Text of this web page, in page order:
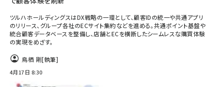
ツルハホールディングスはDX戦略の一環として、顧客IDの統一や共通アプリ
のリリース、グループ各社のECサイト集約などを進める。共通ポイント基盤や
統合顧客データベースを整備し、店舗とECを横断したシームレスな購買体験
の実現をめざす。
鳥栖 剛[執筆]
4月17日 8:30